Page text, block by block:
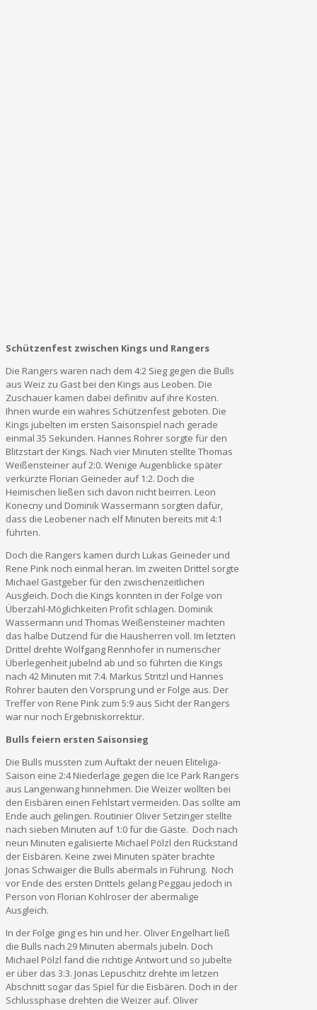
Schützenfest zwischen Kings und Rangers
Die Rangers waren nach dem 4:2 Sieg gegen die Bulls
aus Weiz zu Gast bei den Kings aus Leoben. Die
Zuschauer kamen dabei definitiv auf ihre Kosten.
Ihnen wurde ein wahres Schützenfest geboten. Die
Kings jubelten im ersten Saisonspiel nach gerade
einmal 35 Sekunden. Hannes Rohrer sorgte für den
Blitzstart der Kings. Nach vier Minuten stellte Thomas
Weißensteiner auf 2:0. Wenige Augenblicke später
verkürzte Florian Geineder auf 1:2. Doch die
Heimischen ließen sich davon nicht beirren. Leon
Konecny und Dominik Wassermann sorgten dafür,
dass die Leobener nach elf Minuten bereits mit 4:1
führten.
Doch die Rangers kamen durch Lukas Geineder und
Rene Pink noch einmal heran. Im zweiten Drittel sorgte
Michael Gastgeber für den zwischenzeitlichen
Ausgleich. Doch die Kings konnten in der Folge von
Überzahl-Möglichkeiten Profit schlagen. Dominik
Wassermann und Thomas Weißensteiner machten
das halbe Dutzend für die Hausherren voll. Im letzten
Drittel drehte Wolfgang Rennhofer in numerischer
Überlegenheit jubelnd ab und so führten die Kings
nach 42 Minuten mit 7:4. Markus Stritzl und Hannes
Rohrer bauten den Vorsprung und er Folge aus. Der
Treffer von Rene Pink zum 5:9 aus Sicht der Rangers
war nur noch Ergebniskorrektur.
Bulls feiern ersten Saisonsieg
Die Bulls mussten zum Auftakt der neuen Eliteliga-
Saison eine 2:4 Niederlage gegen die Ice Park Rangers
aus Langenwang hinnehmen. Die Weizer wollten bei
den Eisbären einen Fehlstart vermeiden. Das sollte am
Ende auch gelingen. Routinier Oliver Setzinger stellte
nach sieben Minuten auf 1:0 für die Gäste. Doch nach
neun Minuten egalisierte Michael Pölzl den Rückstand
der Eisbären. Keine zwei Minuten später brachte
Jonas Schwaiger die Bulls abermals in Führung. Noch
vor Ende des ersten Drittels gelang Peggau jedoch in
Person von Florian Kohlroser der abermalige
Ausgleich.
In der Folge ging es hin und her. Oliver Engelhart ließ
die Bulls nach 29 Minuten abermals jubeln. Doch
Michael Pölzl fand die richtige Antwort und so jubelte
er über das 3:3. Jonas Lepuschitz drehte im letzen
Abschnitt sogar das Spiel für die Eisbären. Doch in der
Schlussphase drehten die Weizer auf. Oliver